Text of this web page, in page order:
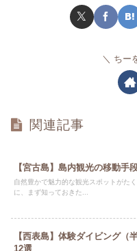
ちー
関連記事
【宮古島】島内観光の移動手
自然豊かで魅力的な観光スポットがた
に、まず知っておきた...
【西表島】体験ダイビング（
12選